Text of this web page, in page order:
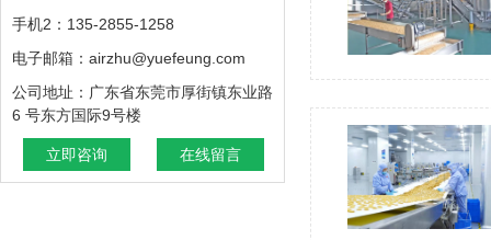
手机2：135-2855-1258
电子邮箱：airzhu@yuefeung.com
公司地址：广东省东莞市厚街镇东业路
6 号东方国际9号楼
立即咨询 在线留言